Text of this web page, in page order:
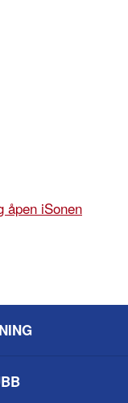
åpen iSonen